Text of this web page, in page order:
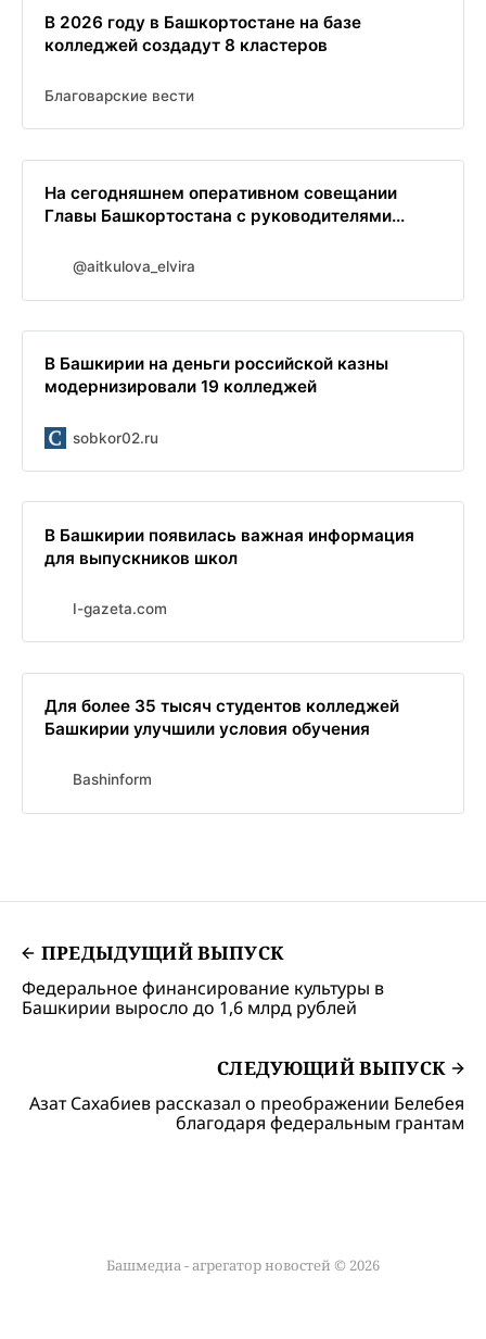
В 2026 году в Башкортостане на базе
колледжей создадут 8 кластеров
Благоварские вести
На сегодняшнем оперативном совещании
Главы Башкортостана с руководителями...
@aitkulova_elvira
В Башкирии на деньги российской казны
модернизировали 19 колледжей
sobkor02.ru
В Башкирии появилась важная информация
для выпускников школ
I-gazeta.com
Для более 35 тысяч студентов колледжей
Башкирии улучшили условия обучения
Bashinform
ПРЕДЫДУЩИЙ ВЫПУСК
Федеральное финансирование культуры в
Башкирии выросло до 1,6 млрд рублей
СЛЕДУЮЩИЙ ВЫПУСК
Азат Сахабиев рассказал о преображении Белебея
благодаря федеральным грантам
Башмедиа - агрегатор новостей © 2026